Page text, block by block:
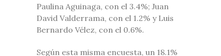
Paulina Aguinaga, con el 3.4%; Juan
David Valderrama, con el 1.2% y Luis
Bernardo Vélez, con el 0.6%.
Según esta misma encuesta, un 18.1%